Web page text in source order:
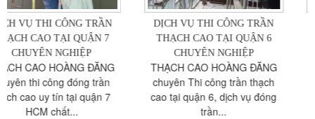
DỊCH VỤ THI CÔNG TRẦN
THẠCH CAO TẠI QUẬN 6
CHUYÊN NGHIỆP
THẠCH CAO HOÀNG ĐĂNG
chuyên Thi công trần thạch
cao tại quận 6, dịch vụ đóng
trần...
DỊCH VỤ THI CÔNG TRẦN
THẠCH CAO TẠI QUẬN 5
CHUYÊN NGHIỆP
Thợ đóng trần vách thạch cao
quận 5 TPHCM , thi công
thạch cao: đẹp, phẳng, mịn....